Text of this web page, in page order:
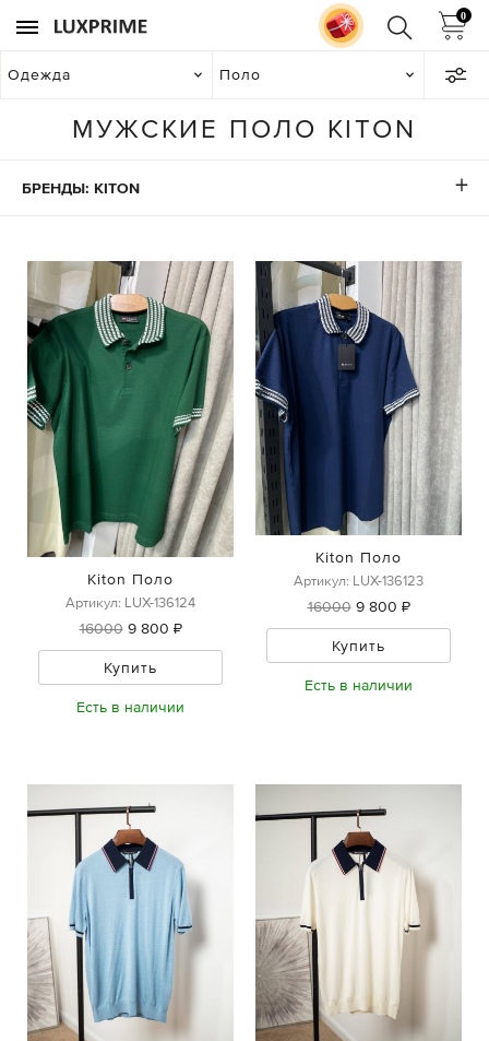
0
Одежда Поло
МУЖСКИЕ ПОЛО KITON
БРЕНДЫ: KITON
Kiton Поло
Артикул: LUX-136124
16000 9 800 ₽
Купить
Есть в наличии
Kiton Поло
Артикул: LUX-136123
16000 9 800 ₽
Купить
Есть в наличии